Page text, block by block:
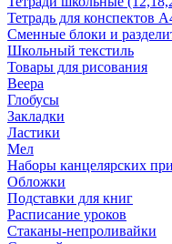
Тетрадь для конспектов
Сменные блоки и
Школьный текстиль
Товары для рисования
Веера
Глобусы
Закладки
Ластики
Мел
Наборы канцелярских
Обложки
Подставки для книг
Расписание уроков
Стаканы-непроливайки